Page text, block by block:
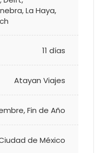
,La Haya,
11 días
Atayan Viajes
,Fin de Año
de México